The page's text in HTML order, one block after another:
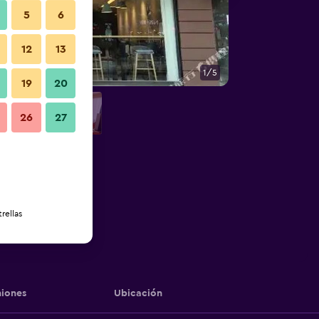
1/5
Ubicación
5 6
12 13
19 20
26 27